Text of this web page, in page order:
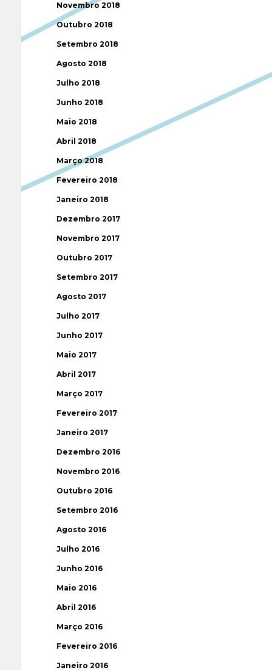
Novembro 2018
Outubro 2018
Setembro 2018
Agosto 2018
Julho 2018
Junho 2018
Maio 2018
Abril 2018
Março 2018
Fevereiro 2018
Janeiro 2018
Dezembro 2017
Novembro 2017
Outubro 2017
Setembro 2017
Agosto 2017
Julho 2017
Junho 2017
Maio 2017
Abril 2017
Março 2017
Fevereiro 2017
Janeiro 2017
Dezembro 2016
Novembro 2016
Outubro 2016
Setembro 2016
Agosto 2016
Julho 2016
Junho 2016
Maio 2016
Abril 2016
Março 2016
Fevereiro 2016
Janeiro 2016